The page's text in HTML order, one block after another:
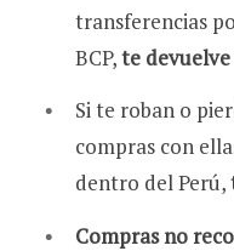
transferencias
BCP,te devuelve
Si te roban o
compras con
dentro del Perú,
Compras no